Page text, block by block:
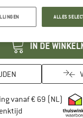
De link wordt geopend in
IN DE
vanaf € 69 (NL)
Vind de
ALLES